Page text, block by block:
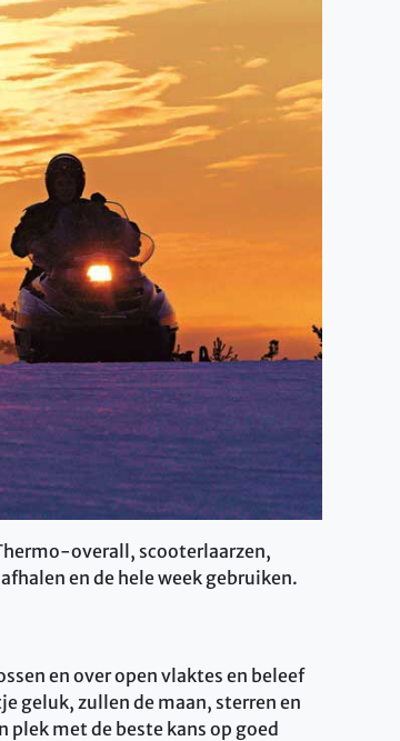
overall, scooterlaarzen,
en de hele week gebruiken.
en over open vlaktes en beleef
geluk, zullen de maan, sterren en
plek met de beste kans op goed